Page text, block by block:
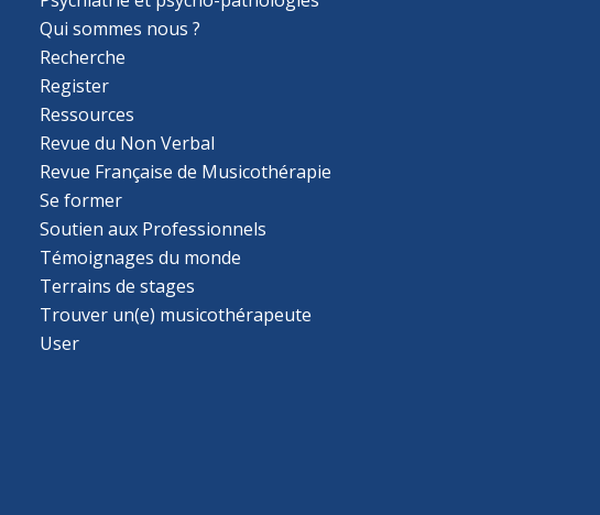
Qui sommes nous ?
Recherche
Register
Ressources
Revue du Non Verbal
Revue Française de Musicothérapie
Se former
Soutien aux Professionnels
Témoignages du monde
Terrains de stages
Trouver un(e) musicothérapeute
User